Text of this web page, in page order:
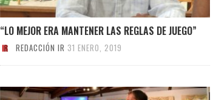
“LO MEJOR ERA MANTENER LAS REGLAS DE JUEGO”
REDACCIÓN IR 31 ENERO, 2019